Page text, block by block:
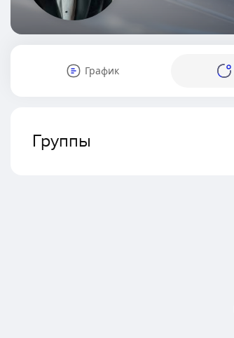
График
Группы